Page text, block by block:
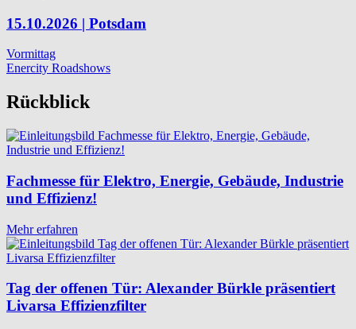
15.10.2026 | Potsdam
Vormittag
Enercity Roadshows
Rückblick
Fachmesse für Elektro, Energie, Gebäude, Industrie
und Effizienz!
Mehr erfahren
Tag der offenen Tür: Alexander Bürkle präsentiert
Livarsa Effizienzfilter